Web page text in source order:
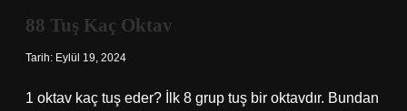
88 Tuş Kaç Oktav
Tarih: Eylül 19, 2024
1 oktav kaç tuş eder? İlk 8 grup tuş bir oktavdır. Bundan